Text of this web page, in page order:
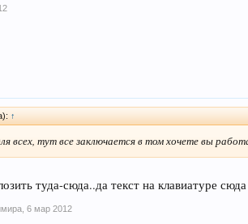
↑
всех, тут все заключается в том хочете вы
туда-сюда..да текст на клавиатуре
6 мар 2012